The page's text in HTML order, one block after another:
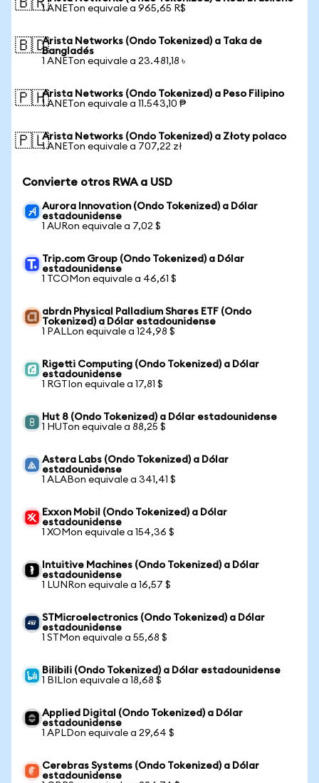
🇧🇷1 ANETon equivale a 965,65 R$
🇧🇩Arista Networks (Ondo Tokenized) a Taka de
Bangladés
1 ANETon equivale a 23.481,18 ৳
🇵🇭Arista Networks (Ondo Tokenized) a Peso Filipino
1 ANETon equivale a 11.543,10 ₱
🇵🇱Arista Networks (Ondo Tokenized) a Złoty polaco
1 ANETon equivale a 707,22 zł
Convierte otros RWA a USD
Aurora Innovation (Ondo Tokenized) a Dólar
estadounidense
1 AURon equivale a 7,02 $
Trip.com Group (Ondo Tokenized) a Dólar
estadounidense
1 TCOMon equivale a 46,61 $
abrdn Physical Palladium Shares ETF (Ondo
Tokenized) a Dólar estadounidense
1 PALLon equivale a 124,98 $
Rigetti Computing (Ondo Tokenized) a Dólar
estadounidense
1 RGTIon equivale a 17,81 $
Hut 8 (Ondo Tokenized) a Dólar estadounidense
1 HUTon equivale a 88,25 $
Astera Labs (Ondo Tokenized) a Dólar
estadounidense
1 ALABon equivale a 341,41 $
Exxon Mobil (Ondo Tokenized) a Dólar
estadounidense
1 XOMon equivale a 154,36 $
Intuitive Machines (Ondo Tokenized) a Dólar
estadounidense
1 LUNRon equivale a 16,57 $
STMicroelectronics (Ondo Tokenized) a Dólar
estadounidense
1 STMon equivale a 55,68 $
Bilibili (Ondo Tokenized) a Dólar estadounidense
1 BILIon equivale a 18,68 $
Applied Digital (Ondo Tokenized) a Dólar
estadounidense
1 APLDon equivale a 29,64 $
Cerebras Systems (Ondo Tokenized) a Dólar
estadounidense